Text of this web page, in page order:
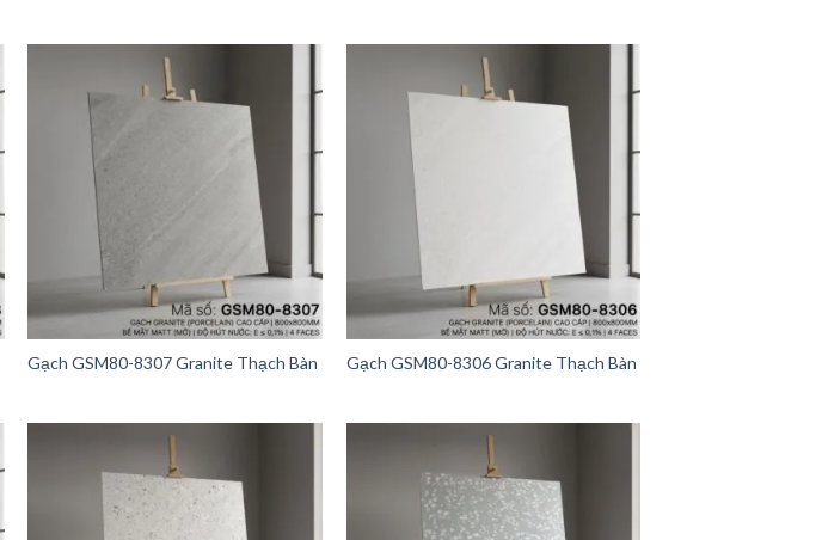
Gạch GSM80-8307 Granite Thạch Bàn Gạch GSM80-8306 Granite Thạch Bàn